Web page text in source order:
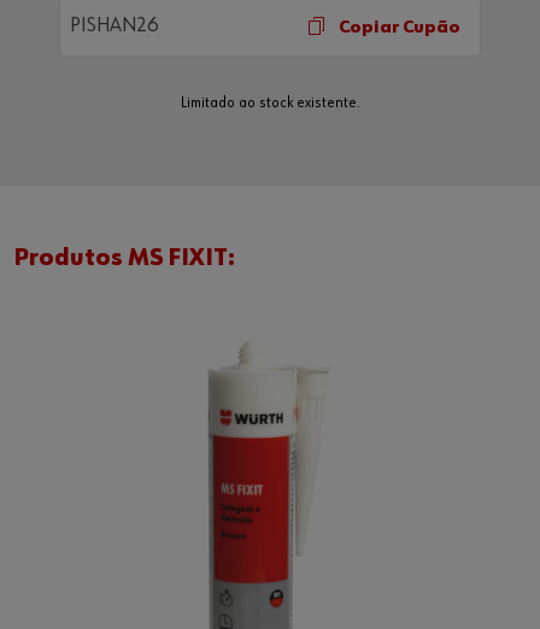
PISHAN26 Copiar Cupão
Limitado ao stock existente.
Produtos MS FIXIT: